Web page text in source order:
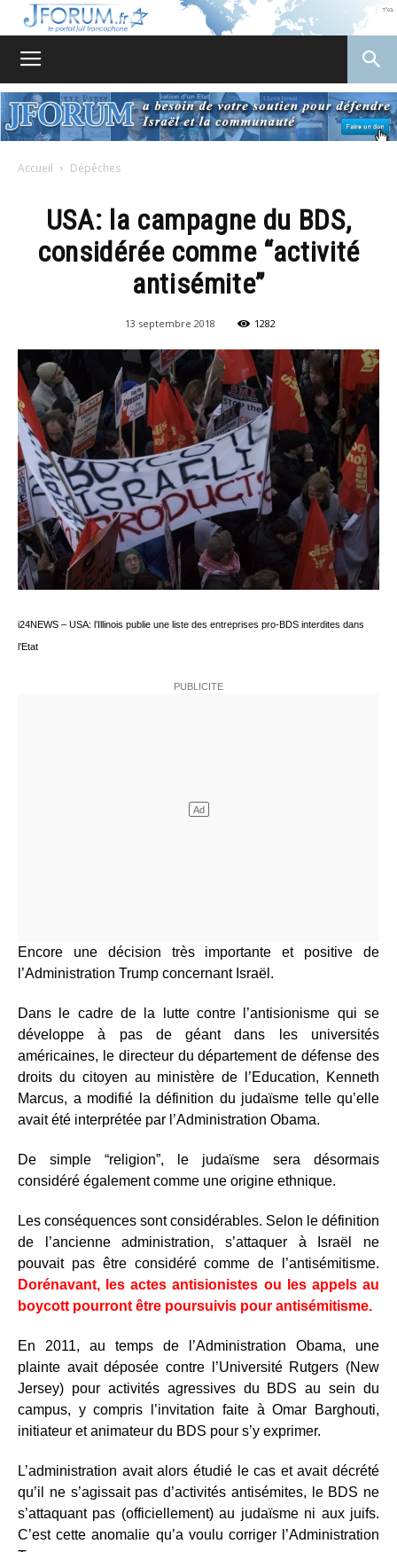
Accueil Dépêches
USA: la campagne du BDS,
considérée comme “activité
antisémite”
13 septembre 2018 1282
i24NEWS – USA: l’Illinois publie une liste des entreprises pro-BDS interdites dans
l’Etat
Encore une décision très importante et positive de
l’Administration Trump concernant Israël.
Dans le cadre de la lutte contre l’antisionisme qui se
développe à pas de géant dans les universités
américaines, le directeur du département de défense des
droits du citoyen au ministère de l’Education, Kenneth
Marcus, a modifié la définition du judaïsme telle qu’elle
avait été interprétée par l’Administration Obama.
De simple “religion”, le judaïsme sera désormais
considéré également comme une origine ethnique.
Les conséquences sont considérables. Selon le définition
de l’ancienne administration, s’attaquer à Israël ne
pouvait pas être considéré comme de l’antisémitisme.
Dorénavant, les actes antisionistes ou les appels au
boycott pourront être poursuivis pour antisémitisme.
En 2011, au temps de l’Administration Obama, une
plainte avait déposée contre l’Université Rutgers (New
Jersey) pour activités agressives du BDS au sein du
campus, y compris l’invitation faite à Omar Barghouti,
initiateur et animateur du BDS pour s’y exprimer.
L’administration avait alors étudié le cas et avait décrété
qu’il ne s’agissait pas d’activités antisémites, le BDS ne
s’attaquant pas (officiellement) au judaïsme ni aux juifs.
C’est cette anomalie qu’a voulu corriger l’Administration